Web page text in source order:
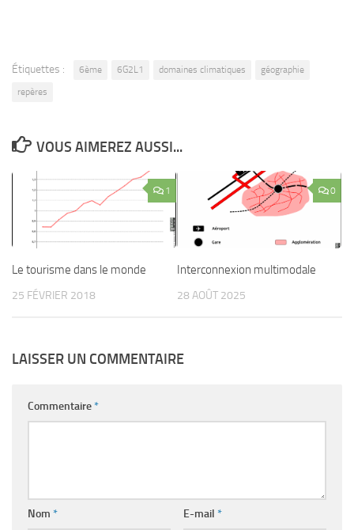
Étiquettes : 6ème 6G2L1 domaines climatiques
géographie
repères
VOUS AIMEREZ AUSSI...
1
Le tourisme dans le monde
25 FÉVRIER 2018
0
Interconnexion multimodale
28 AOÛT 2025
LAISSER UN COMMENTAIRE
Commentaire*
Nom * E-mail *